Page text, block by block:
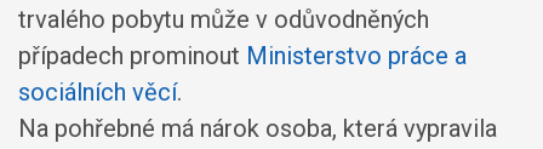
trvalého pobytu může v odůvodněných
případech prominout Ministerstvo práce a
sociálních věcí.
Na pohřebné má nárok osoba, která vypravila